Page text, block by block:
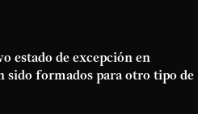
estado de excepción en
sido formados para otro tipo de